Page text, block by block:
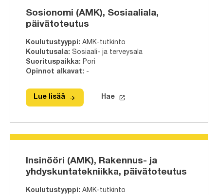
Sosionomi (AMK), Sosiaaliala,
päivätoteutus
Koulutustyyppi: AMK-tutkinto
Koulutusala: Sosiaali- ja terveysala
Suorituspaikka: Pori
Opinnot alkavat: -
Lue lisää Sosionomi (AMK), Sosiaaliala,
Lue lisää arrow_forward
Hae tähän tutkinto-
Hae launch
Insinööri (AMK), Rakennus- ja
yhdyskuntatekniikka, päivätoteutus
Koulutustyyppi: AMK-tutkinto